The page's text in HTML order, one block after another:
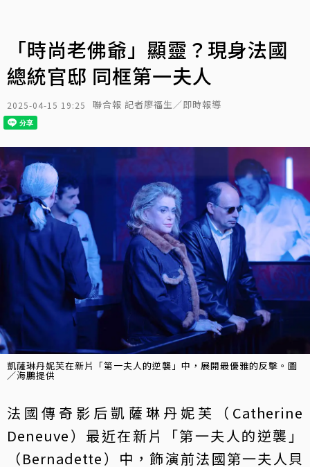
「時尚老佛爺」顯靈？現身法國
總統官邸 同框第一夫人
2025-04-15 19:25 聯合報 記者廖福生／即時報導
凱薩琳丹妮芙在新片「第一夫人的逆襲」中，展開最優雅的反擊。圖
／海鵬提供
法國傳奇影后凱薩琳丹妮芙（Catherine
Deneuve）最近在新片「第一夫人的逆襲」
（Bernadette）中，飾演前法國第一夫人貝